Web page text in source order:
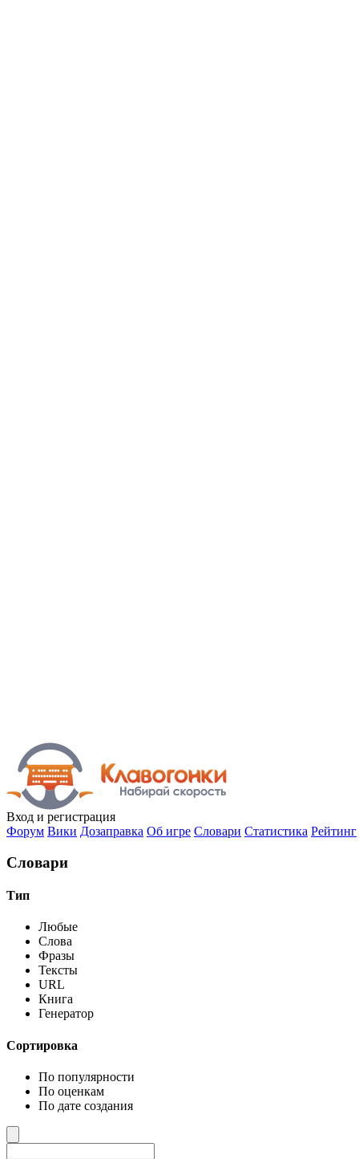
Вход и регистрация
Форум Вики Дозаправка Об игре Словари Статистика Рейтинг
Словари
Тип
Любые
Слова
Фразы
Тексты
URL
Книга
Генератор
Сортировка
По популярности
По оценкам
По дате создания